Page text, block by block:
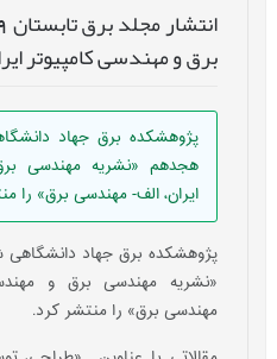
برق و مهندسی کامپیوتر
پژوهشکده برق جهاد
هجدهم «نشریه مهندسی
ایران، الف- مهندسی برق» را
پژوهشکده برق جهاد دانشگاهی
«نشریه مهندسی برق و
مهندسی برق» را منتشر کرد.